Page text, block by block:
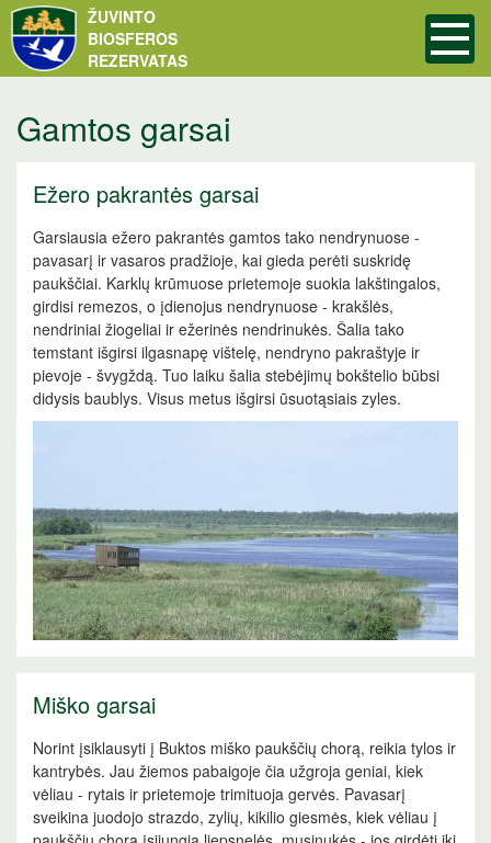
ŽUVINTO
BIOSFEROS
REZERVATAS
Gamtos garsai
Ežero pakrantės garsai
Garsiausia ežero pakrantės gamtos tako nendrynuose -
pavasarį ir vasaros pradžioje, kai gieda perėti suskridę
paukščiai. Karklų krūmuose prietemoje suokia lakštingalos,
girdisi remezos, o įdienojus nendrynuose - krakšlės,
nendriniai žiogeliai ir ežerinės nendrinukės. Šalia tako
temstant išgirsi ilgasnapę vištelę, nendryno pakraštyje ir
pievoje - švygždą. Tuo laiku šalia stebėjimų bokštelio būbsi
didysis baublys. Visus metus išgirsi ūsuotąsiais zyles.
Miško garsai
Norint įsiklausyti į Buktos miško paukščių chorą, reikia tylos ir
kantrybės. Jau žiemos pabaigoje čia užgroja geniai, kiek
vėliau - rytais ir prietemoje trimituoja gervės. Pavasarį
sveikina juodojo strazdo, zylių, kikilio giesmės, kiek vėliau į